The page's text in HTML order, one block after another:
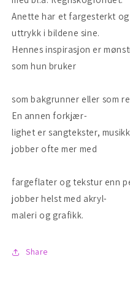
Anette har et fargesterkt
uttrykk i bildene sine.
Hennes inspirasjon er
som hun bruker
som bakgrunner eller som
En annen forkjær-
lighet er sangtekster,
jobber ofte mer med
fargeflater og tekstur enn
jobber helst med akryl-
maleri og grafikk.
Share